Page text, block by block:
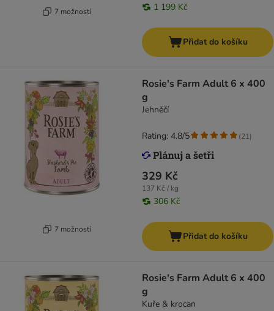
7 možností 1 199 Kč
Přidat do košíku
7 možností
Rosie's Farm Adult 6 x 400
g
Jehněčí
329 Kč
137 Kč / kg
306 Kč
Rating: 4.8/5 (21)
Přidat do košíku
Rosie's Farm Adult 6 x 400
g
Kuře & krocan